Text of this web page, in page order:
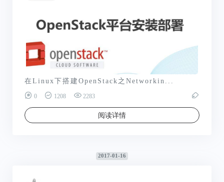
在Linux下搭建OpenStack之Networkin...
0 1208 2283
阅读详情
2017-01-16